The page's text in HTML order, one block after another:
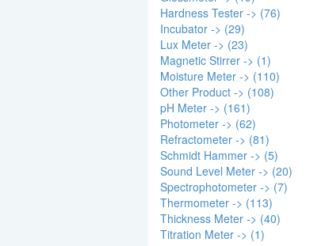
Hardness Tester -> (76)
Incubator -> (29)
Lux Meter -> (23)
Magnetic Stirrer -> (1)
Moisture Meter -> (110)
Other Product -> (108)
pH Meter -> (161)
Photometer -> (62)
Refractometer -> (81)
Schmidt Hammer -> (5)
Sound Level Meter -> (20)
Spectrophotometer -> (7)
Thermometer -> (113)
Thickness Meter -> (40)
Titration Meter -> (1)